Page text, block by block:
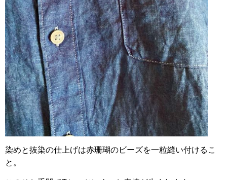
染めと抜染の仕上げは赤珊瑚のビーズを一粒縫い付けるこ
と。